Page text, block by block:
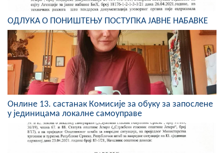
ОПШТИНСКА УПРАВА
ИНФО
Вијести
Активности
Јавни позиви
Обавјештења
Заштита од пожара
ОДЛУКА О ПОНИШТЕЊУ ПОСТУПКА ЈАВНЕ НАБАВКЕ
Онлине 13. састанaк Комисије за обуку за запослене
у јединицама локалне самоуправе